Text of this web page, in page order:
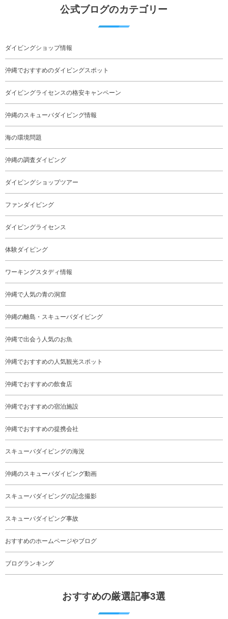
公式ブログのカテゴリー
ダイビングショップ情報
沖縄でおすすめのダイビングスポット
ダイビングライセンスの格安キャンペーン
沖縄のスキューバダイビング情報
海の環境問題
沖縄の調査ダイビング
ダイビングショップツアー
ファンダイビング
ダイビングライセンス
体験ダイビング
ワーキングスタディ情報
沖縄で人気の青の洞窟
沖縄の離島・スキューバダイビング
沖縄で出会う人気のお魚
沖縄でおすすめの人気観光スポット
沖縄でおすすめの飲食店
沖縄でおすすめの宿泊施設
沖縄でおすすめの提携会社
スキューバダイビングの海況
沖縄のスキューバダイビング動画
スキューバダイビングの記念撮影
スキューバダイビング事故
おすすめのホームページやブログ
ブログランキング
おすすめの厳選記事3選